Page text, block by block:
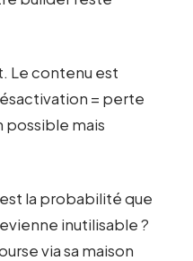
Le contenu est
= perte
possible mais
la probabilité que
inutilisable ?
via sa maison